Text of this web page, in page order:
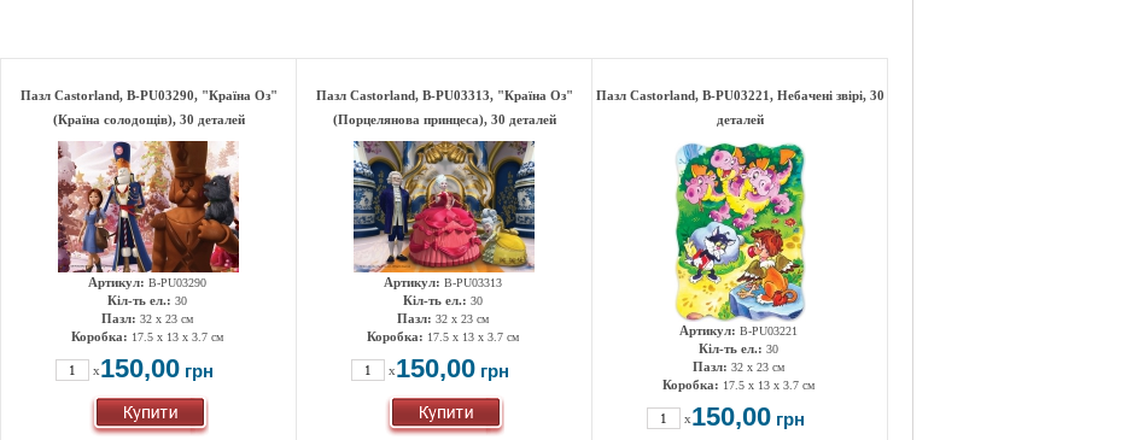
Пазл Castorland, B-РU03290, "Країна Оз"
(Країна солодощів), 30 деталей
Артикул: B-РU03290
Кіл-ть ел.: 30
Пазл: 32 x 23 см
Коробка: 17.5 x 13 x 3.7 см
x150,00 грн
Пазл Castorland, B-РU03313, "Країна Оз"
(Порцелянова принцеса), 30 деталей
Артикул: B-РU03313
Кіл-ть ел.: 30
Пазл: 32 x 23 см
Коробка: 17.5 x 13 x 3.7 см
x150,00 грн
Пазл Castorland, B-PU03221, Небачені звірі, 30
деталей
Артикул: B-PU03221
Кіл-ть ел.: 30
Пазл: 32 x 23 см
Коробка: 17.5 x 13 x 3.7 см
x150,00 грн